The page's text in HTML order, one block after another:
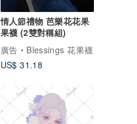
情人節禮物 芭樂花花果
果襪 (2雙對稱組)
廣告
Blessings 花果襪
US$ 31.18